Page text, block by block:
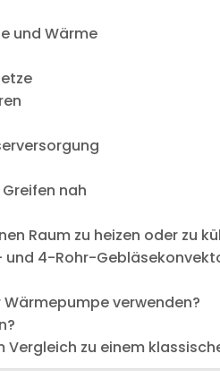
und Wärme
nah
Raum zu heizen oder zu
und 4-Rohr-
verwenden?
zu einem